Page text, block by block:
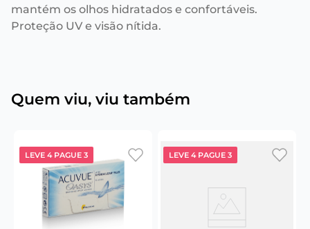
mantém os olhos hidratados e confortáveis.
Proteção UV e visão nítida.
Quem viu, viu também
LEVE 4 PAGUE 3 LEVE 4 PAGUE 3